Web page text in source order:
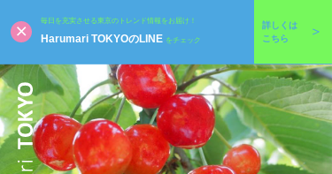
毎日を充実させる東京のトレンド情報をお届け！
Harumari TOKYOのLINE をチェック
詳しくは
こちら